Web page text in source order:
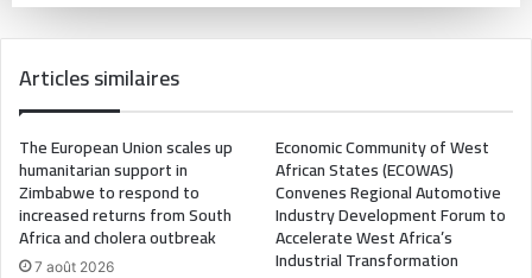
Articles similaires
The European Union scales up
humanitarian support in
Zimbabwe to respond to
increased returns from South
Africa and cholera outbreak
7 août 2026
Economic Community of West
African States (ECOWAS)
Convenes Regional Automotive
Industry Development Forum to
Accelerate West Africa’s
Industrial Transformation